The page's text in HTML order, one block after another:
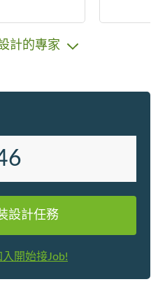
ng a job
n/
le. Thank
計的專家
設計任務
入開始接Job!